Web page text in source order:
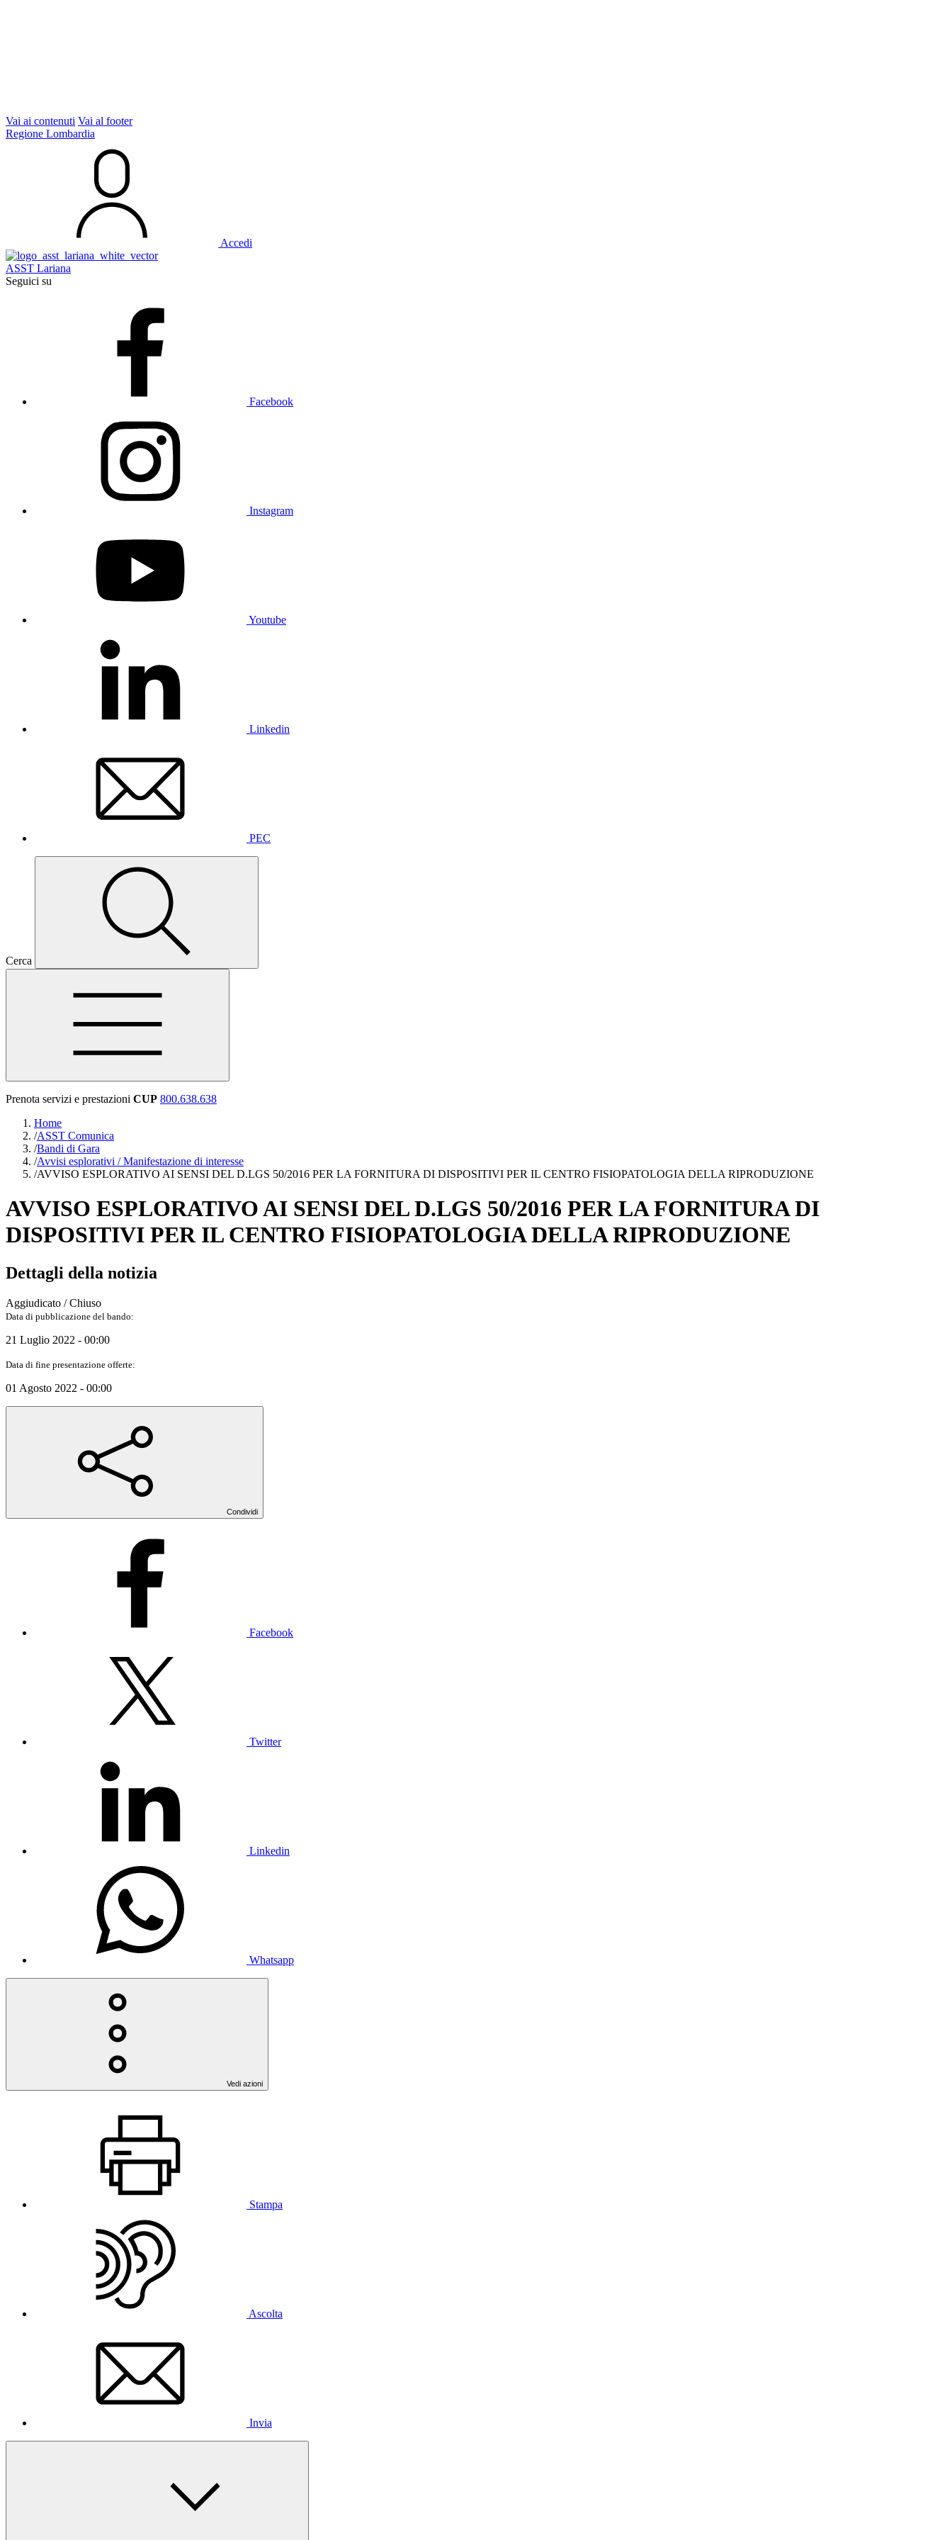
Vai ai contenuti Vai al footer
Regione Lombardia
Accedi
ASST Lariana
Seguici su
Facebook
Instagram
Youtube
Linkedin
PEC
Cerca
Prenota servizi e prestazioni CUP 800.638.638
Home
/ASST Comunica
/Bandi di Gara
/Avvisi esplorativi / Manifestazione di interesse
/AVVISO ESPLORATIVO AI SENSI DEL D.LGS 50/2016 PER LA FORNITURA DI DISPOSITIVI PER IL CENTRO FISIOPATOLOGIA DELLA RIPRODUZIONE
AVVISO ESPLORATIVO AI SENSI DEL D.LGS 50/2016 PER LA FORNITURA DI
DISPOSITIVI PER IL CENTRO FISIOPATOLOGIA DELLA RIPRODUZIONE
Dettagli della notizia
Aggiudicato / Chiuso
Data di pubblicazione del bando:
21 Luglio 2022 - 00:00
Data di fine presentazione offerte:
01 Agosto 2022 - 00:00
Condividi
Facebook
Twitter
Linkedin
Whatsapp
Vedi azioni
Stampa
Ascolta
Invia